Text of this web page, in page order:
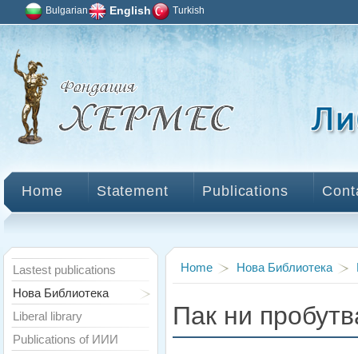
Bulgarian English Turkish
Home Statement Publications
Home Нова Библиотека
Пак ни
Lastest publications
Нова Библиотека
Liberal library
Publications of ИИИ